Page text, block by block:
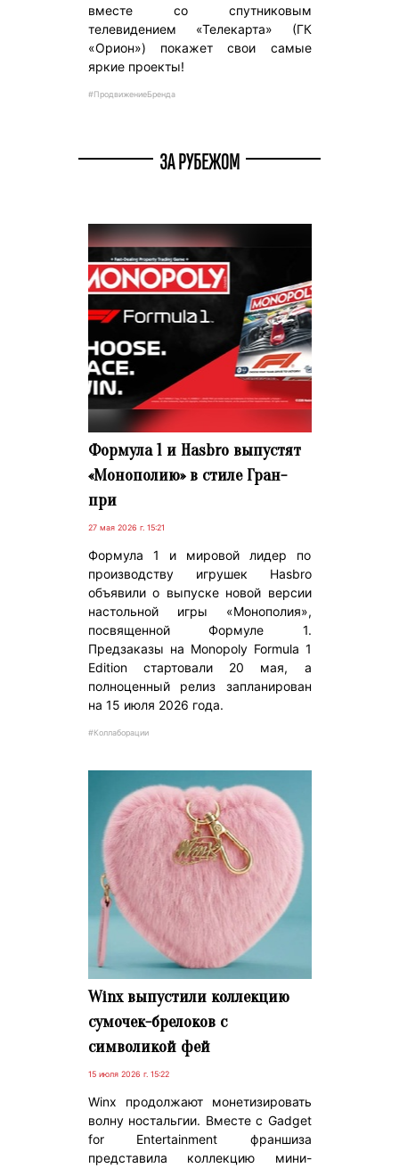
вместе со спутниковым
телевидением «Телекарта» (ГК
«Орион») покажет свои самые
яркие проекты!
#ПродвижениеБренда
ЗА РУБЕЖОМ
Формула 1 и Hasbro выпустят
«Монополию» в стиле Гран-
при
27 мая 2026 г. 15:21
Формула 1 и мировой лидер по
производству игрушек Hasbro
объявили о выпуске новой версии
настольной игры «Монополия»,
посвященной Формуле 1.
Предзаказы на Monopoly Formula 1
Edition стартовали 20 мая, а
полноценный релиз запланирован
на 15 июля 2026 года.
#Коллаборации
Winx выпустили коллекцию
сумочек-брелоков с
символикой фей
15 июля 2026 г. 15:22
Winx продолжают монетизировать
волну ностальгии. Вместе с Gadget
for Entertainment франшиза
представила коллекцию мини-